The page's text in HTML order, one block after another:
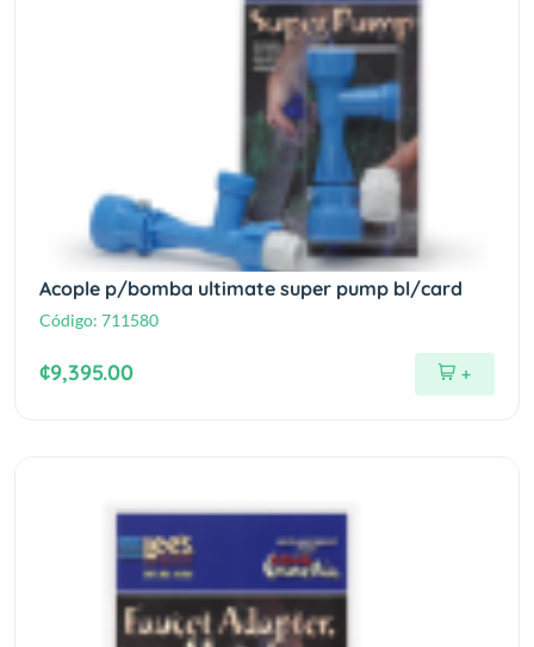
Acople p/bomba ultimate super pump bl/card
Código: 711580
¢9,395.00 +